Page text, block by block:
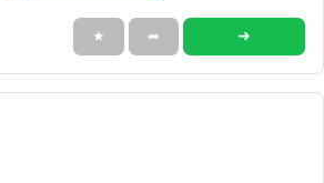
★ ➦ ➜